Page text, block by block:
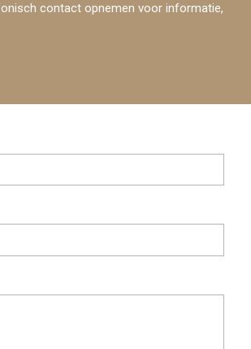
contact opnemen voor informatie,